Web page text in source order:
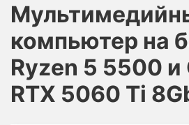
компьютер на
Ryzen 5 5500 и
RTX 5060 Ti